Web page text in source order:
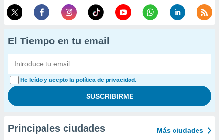
El Tiempo en tu email
He leído y acepto la política de privacidad.
Principales ciudades Más ciudades